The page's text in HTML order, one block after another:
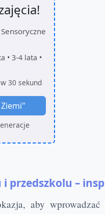
• 3-4 lata •
30 sekund
"
i przedszkolu –
aby